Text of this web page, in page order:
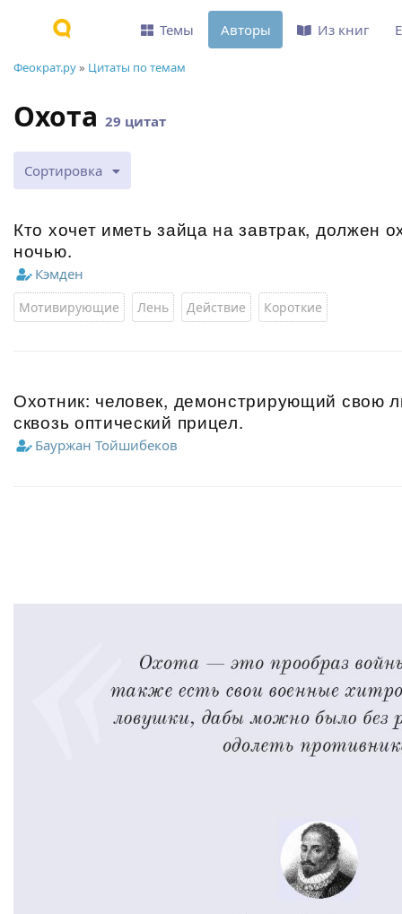
Феократ.ру» Цитаты по темам
Охота 29 цитат
Сортировка
Кто хочет иметь зайца на завтрак, должен
ночью.
Кэмден
Мотивирующие Лень Действие Короткие
Охотник: человек, демонстрирующий свою
сквозь оптический прицел.
Бауржан Тойшибеков
Темы Авторы Из книг